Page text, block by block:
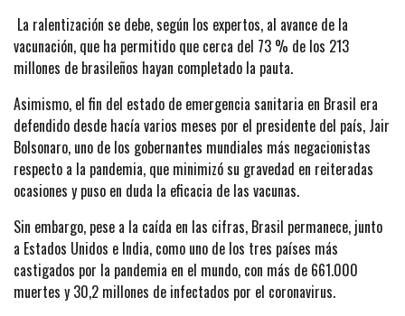
La ralentización se debe, según los expertos, al avance de la
vacunación, que ha permitido que cerca del 73 % de los 213
millones de brasileños hayan completado la pauta.
Asimismo, el fin del estado de emergencia sanitaria en Brasil era
defendido desde hacía varios meses por el presidente del país, Jair
Bolsonaro, uno de los gobernantes mundiales más negacionistas
respecto a la pandemia, que minimizó su gravedad en reiteradas
ocasiones y puso en duda la eficacia de las vacunas.
Sin embargo, pese a la caída en las cifras, Brasil permanece, junto
a Estados Unidos e India, como uno de los tres países más
castigados por la pandemia en el mundo, con más de 661.000
muertes y 30,2 millones de infectados por el coronavirus.